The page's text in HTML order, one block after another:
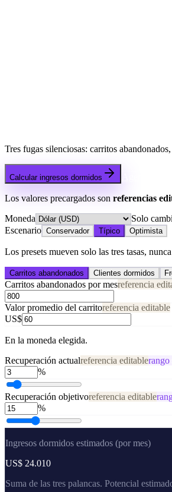
Tres fugas silenciosas: carritos
Calcular ingresos dormidos
Los valores precargados son referencias
Moneda
Solo
Escenario Conservador Típico Optimista
Los presets mueven solo las tres tasas,
Carritos abandonados Clientes dormidos
Carritos abandonados por mesreferencia
Valor promedio del carritoreferencia editable
US$
En la moneda elegida.
Recuperación actualreferencia editablerango
%
Recuperación objetivoreferencia editable
%
Ingresos dormidos estimados (por mes)
US$ 24.010
Suma de las tres palancas. Potencial